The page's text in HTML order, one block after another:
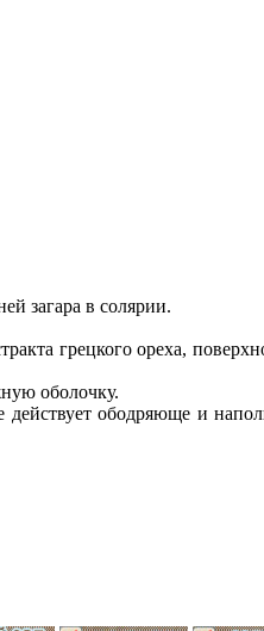
загара в солярии.
грецкого ореха,
оболочку.
действует ободряюще и